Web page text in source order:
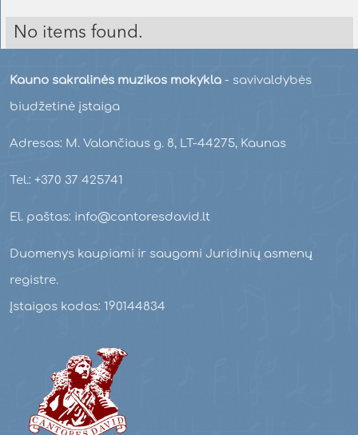
No items found.
Kauno sakralinės muzikos mokykla - savivaldybės
biudžetinė įstaiga
Adresas: M. Valančiaus g. 8, LT-44275, Kaunas
Tel.: +370 37 425741
El. paštas: info@cantoresdavid.lt
Duomenys kaupiami ir saugomi Juridinių asmenų
registre.
Įstaigos kodas: 190144834